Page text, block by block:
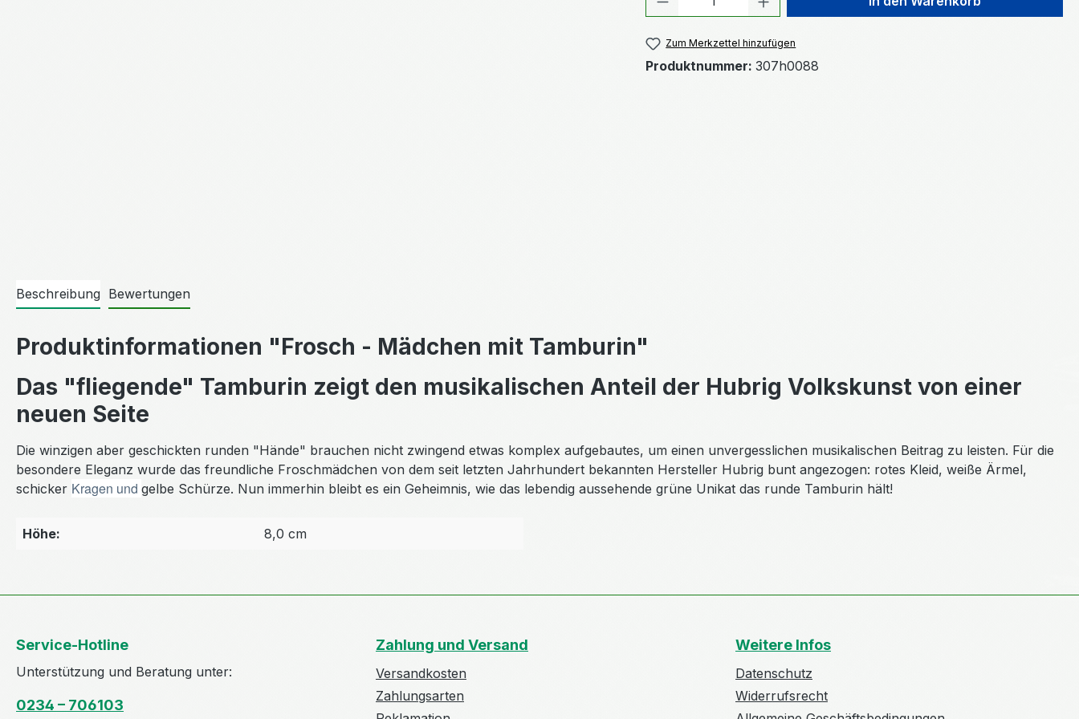
Zum Merkzettel hinzufügen
Produktnummer: 307h0088
Beschreibung Bewertungen
Produktinformationen "Frosch - Mädchen mit Tamburin"
Das "fliegende" Tamburin zeigt den musikalischen Anteil der Hubrig Volkskunst von einer
neuen Seite
Die winzigen aber geschickten runden "Hände" brauchen nicht zwingend etwas komplex aufgebautes, um einen unvergesslichen musikalischen Beitrag zu leisten. Für die
besondere Eleganz wurde das freundliche Froschmädchen von dem seit letzten Jahrhundert bekannten Hersteller Hubrig bunt angezogen: rotes Kleid, weiße Ärmel,
schicker Kragen und gelbe Schürze. Nun immerhin bleibt es ein Geheimnis, wie das lebendig aussehende grüne Unikat das runde Tamburin hält!
Höhe: 8,0 cm
Service-Hotline
Unterstützung und Beratung unter:
0234 – 706103
Zahlung und Versand
Versandkosten
Zahlungsarten
Weitere Infos
Datenschutz
Widerrufsrecht